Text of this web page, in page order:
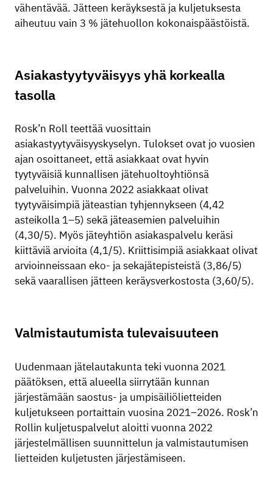
vähentävää. Jätteen keräyksestä ja kuljetuksesta
aiheutuu vain 3 % jätehuollon kokonaispäästöistä.
Asiakastyytyväisyys yhä korkealla
tasolla
Rosk’n Roll teettää vuosittain
asiakastyytyväisyyskyselyn. Tulokset ovat jo vuosien
ajan osoittaneet, että asiakkaat ovat hyvin
tyytyväisiä kunnallisen jätehuoltoyhtiönsä
palveluihin. Vuonna 2022 asiakkaat olivat
tyytyväisimpiä jäteastian tyhjennykseen (4,42
asteikolla 1–5) sekä jäteasemien palveluihin
(4,30/5). Myös jäteyhtiön asiakaspalvelu keräsi
kiittäviä arvioita (4,1/5). Kriittisimpiä asiakkaat olivat
arvioinneissaan eko- ja sekajätepisteistä (3,86/5)
sekä vaarallisen jätteen keräysverkostosta (3,60/5).
Valmistautumista tulevaisuuteen
Uudenmaan jätelautakunta teki vuonna 2021
päätöksen, että alueella siirrytään kunnan
järjestämään saostus- ja umpisäiliölietteiden
kuljetukseen portaittain vuosina 2021–2026. Rosk’n
Rollin kuljetuspalvelut aloitti vuonna 2022
järjestelmällisen suunnittelun ja valmistautumisen
lietteiden kuljetusten järjestämiseen.